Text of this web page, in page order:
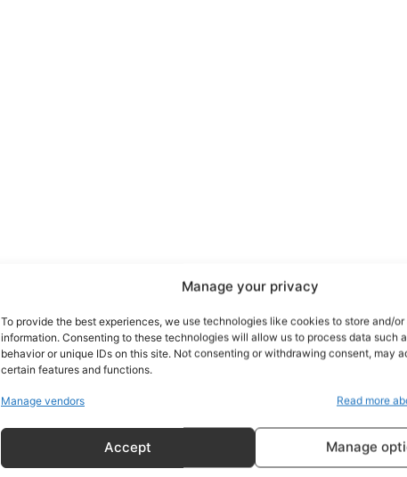
Manage your privacy
To provide the best experiences, we use technologies like cookies to store and/
information. Consenting to these technologies will allow us to process data such
behavior or unique IDs on this site. Not consenting or withdrawing consent, may
certain features and functions.
Manage vendors Read more
Accept Manage
Geopolitica